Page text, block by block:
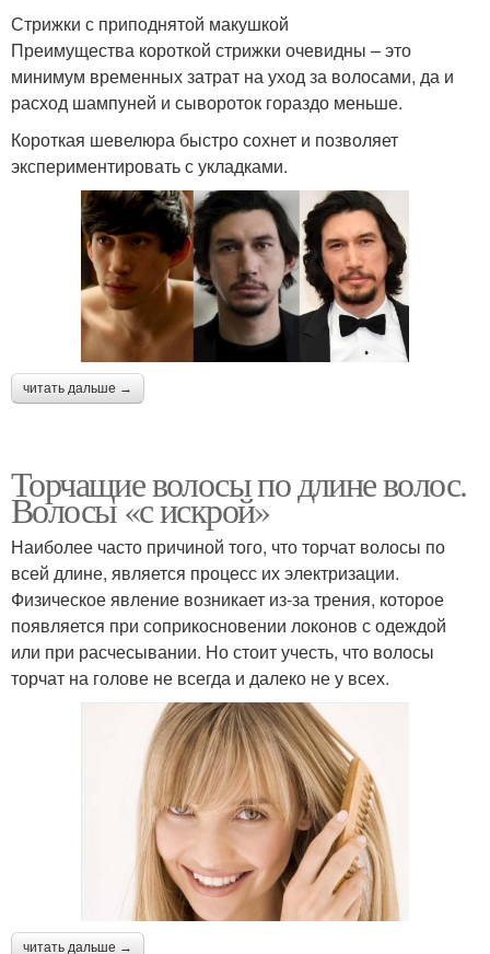
Текстуры на коротких
волосах
Прическа с короткими
волосами
Волосы для вечеринки
Косички на коротких
волосах
Накладные волосы
Волосы без стрижки
Прически на коротких
волосах
Волос при сборе Волосы на работу
Волосы на вечеринку Волосы для свадьбы
Волос с прямыми Волосы на пляж
Стрижки с приподнятой макушкой
Преимущества короткой стрижки очевидны – это
минимум временных затрат на уход за волосами, да и
расход шампуней и сывороток гораздо меньше.
Короткая шевелюра быстро сохнет и позволяет
экспериментировать с укладками.
читать дальше →
Торчащие волосы по длине волос.
Волосы «с искрой»
Наиболее часто причиной того, что торчат волосы по
всей длине, является процесс их электризации.
Физическое явление возникает из-за трения, которое
появляется при соприкосновении локонов с одеждой
или при расчесывании. Но стоит учесть, что волосы
торчат на голове не всегда и далеко не у всех.
читать дальше →